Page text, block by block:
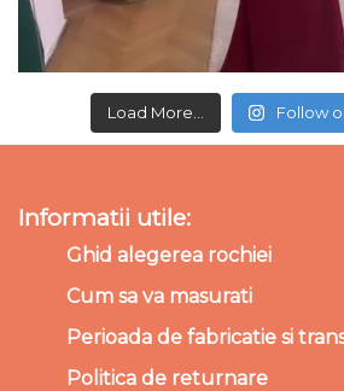
Load More... Follow
Informatii utile:
Ghid alegerea rochiei
Cum sa va masurati
Perioada de fabricatie si
Politica de returnare